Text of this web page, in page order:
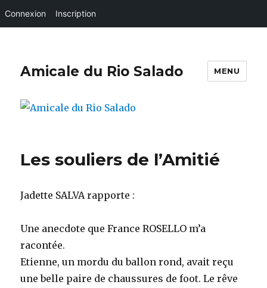
Connexion Inscription
Amicale du Rio Salado MENU
Les souliers de l’Amitié
Jadette SALVA rapporte :
Une anecdote que France ROSELLO m’a
racontée.
Etienne, un mordu du ballon rond, avait reçu
une belle paire de chaussures de foot. Le rêve